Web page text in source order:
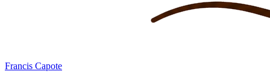
Francis Capote